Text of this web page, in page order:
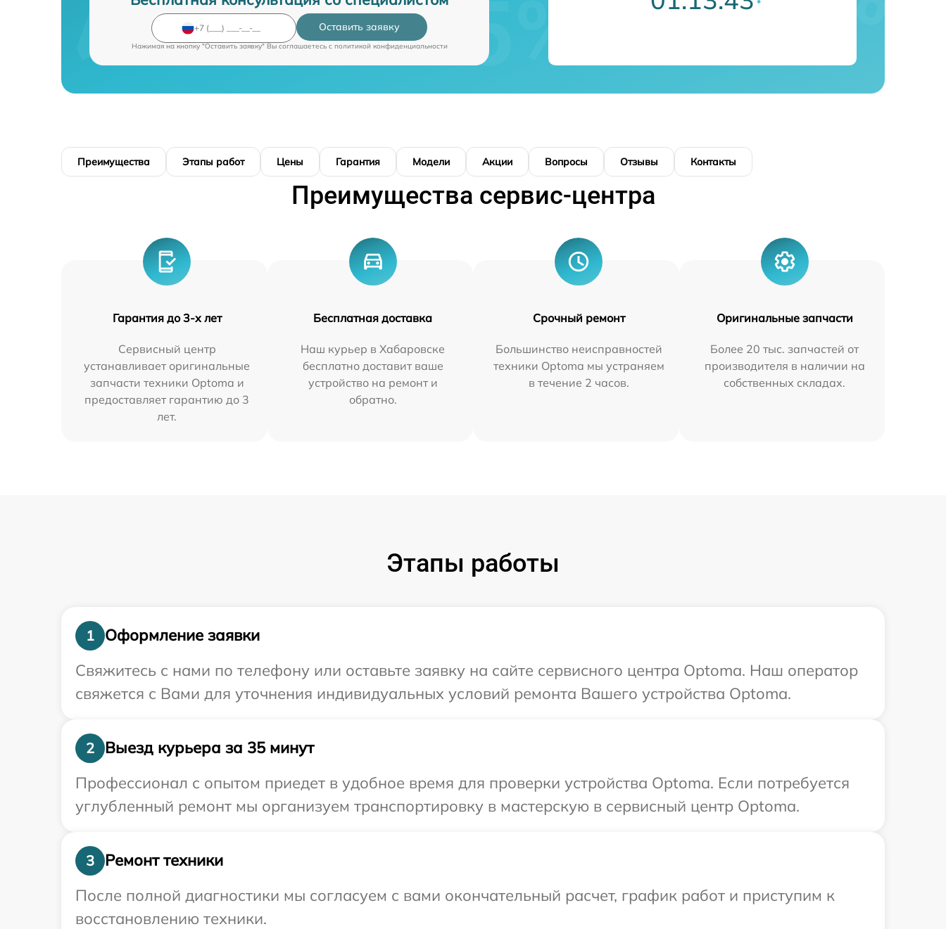
Оставить заявку
Нажимая на кнопку "Оставить заявку" Вы соглашаетесь c политикой конфиденциальности
Преимущества Этапы работ Цены Гарантия Модели Акции Вопросы Отзывы Контакты
Преимущества сервис-центра
Гарантия до 3-х лет
Сервисный центр
устанавливает оригинальные
запчасти техники Optoma и
предоставляет гарантию до 3
лет.
Бесплатная доставка
Наш курьер в Хабаровске
бесплатно доставит ваше
устройство на ремонт и
обратно.
Срочный ремонт
Большинство неисправностей
техники Optoma мы устраняем
в течение 2 часов.
Оригинальные запчасти
Более 20 тыс. запчастей от
производителя в наличии на
собственных складах.
Этапы работы
1
Оформление заявки
Свяжитесь с нами по телефону или оставьте заявку на сайте сервисного центра Optoma. Наш оператор
свяжется с Вами для уточнения индивидуальных условий ремонта Вашего устройства Optoma.
2
Выезд курьера за 35 минут
Профессионал с опытом приедет в удобное время для проверки устройства Optoma. Если потребуется
углубленный ремонт мы организуем транспортировку в мастерскую в сервисный центр Optoma.
3
Ремонт техники
После полной диагностики мы согласуем с вами окончательный расчет, график работ и приступим к
восстановлению техники.